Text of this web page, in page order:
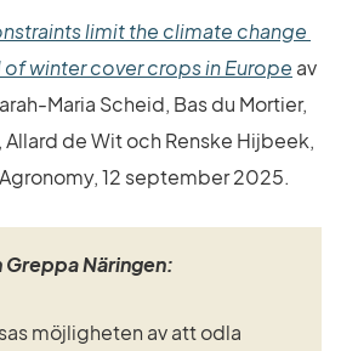
limit the climate change
winter cover crops in Europe av
Maria Scheid, Bas du Mortier,
Allard de Wit och Renske Hijbeek,
12 september 2025.
Näringen:
möjligheten av att odla